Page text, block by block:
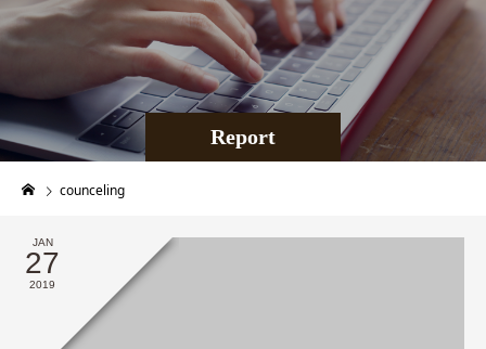
Report
counceling
JAN
27
2019